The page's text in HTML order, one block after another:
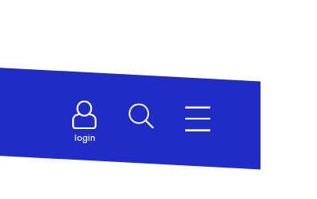
login